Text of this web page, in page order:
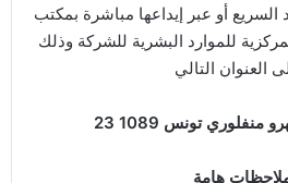
أو عبر إيداعها مباشرة بمكتب
للموارد البشرية للشركة وذلك
منفلوري تونس 1089
هامة